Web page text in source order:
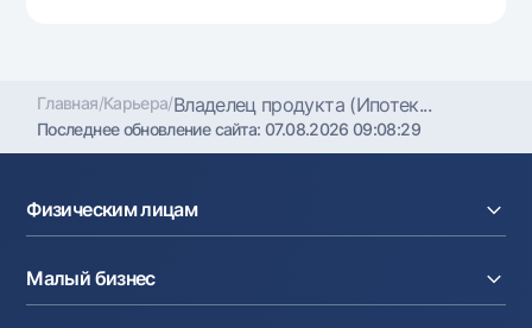
Главная/Карьера/Владелец продукта (Ипотек...
Последнее обновление сайта:07.08.2026 09:08:29
Физическим лицам
Вклады
Карты
Малый бизнес